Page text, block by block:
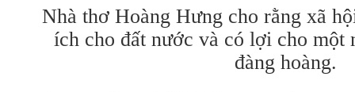
Nhà thơ Hoàng Hưng cho rằng xã
ích cho đất nước và có lợi cho một
đàng hoàng.